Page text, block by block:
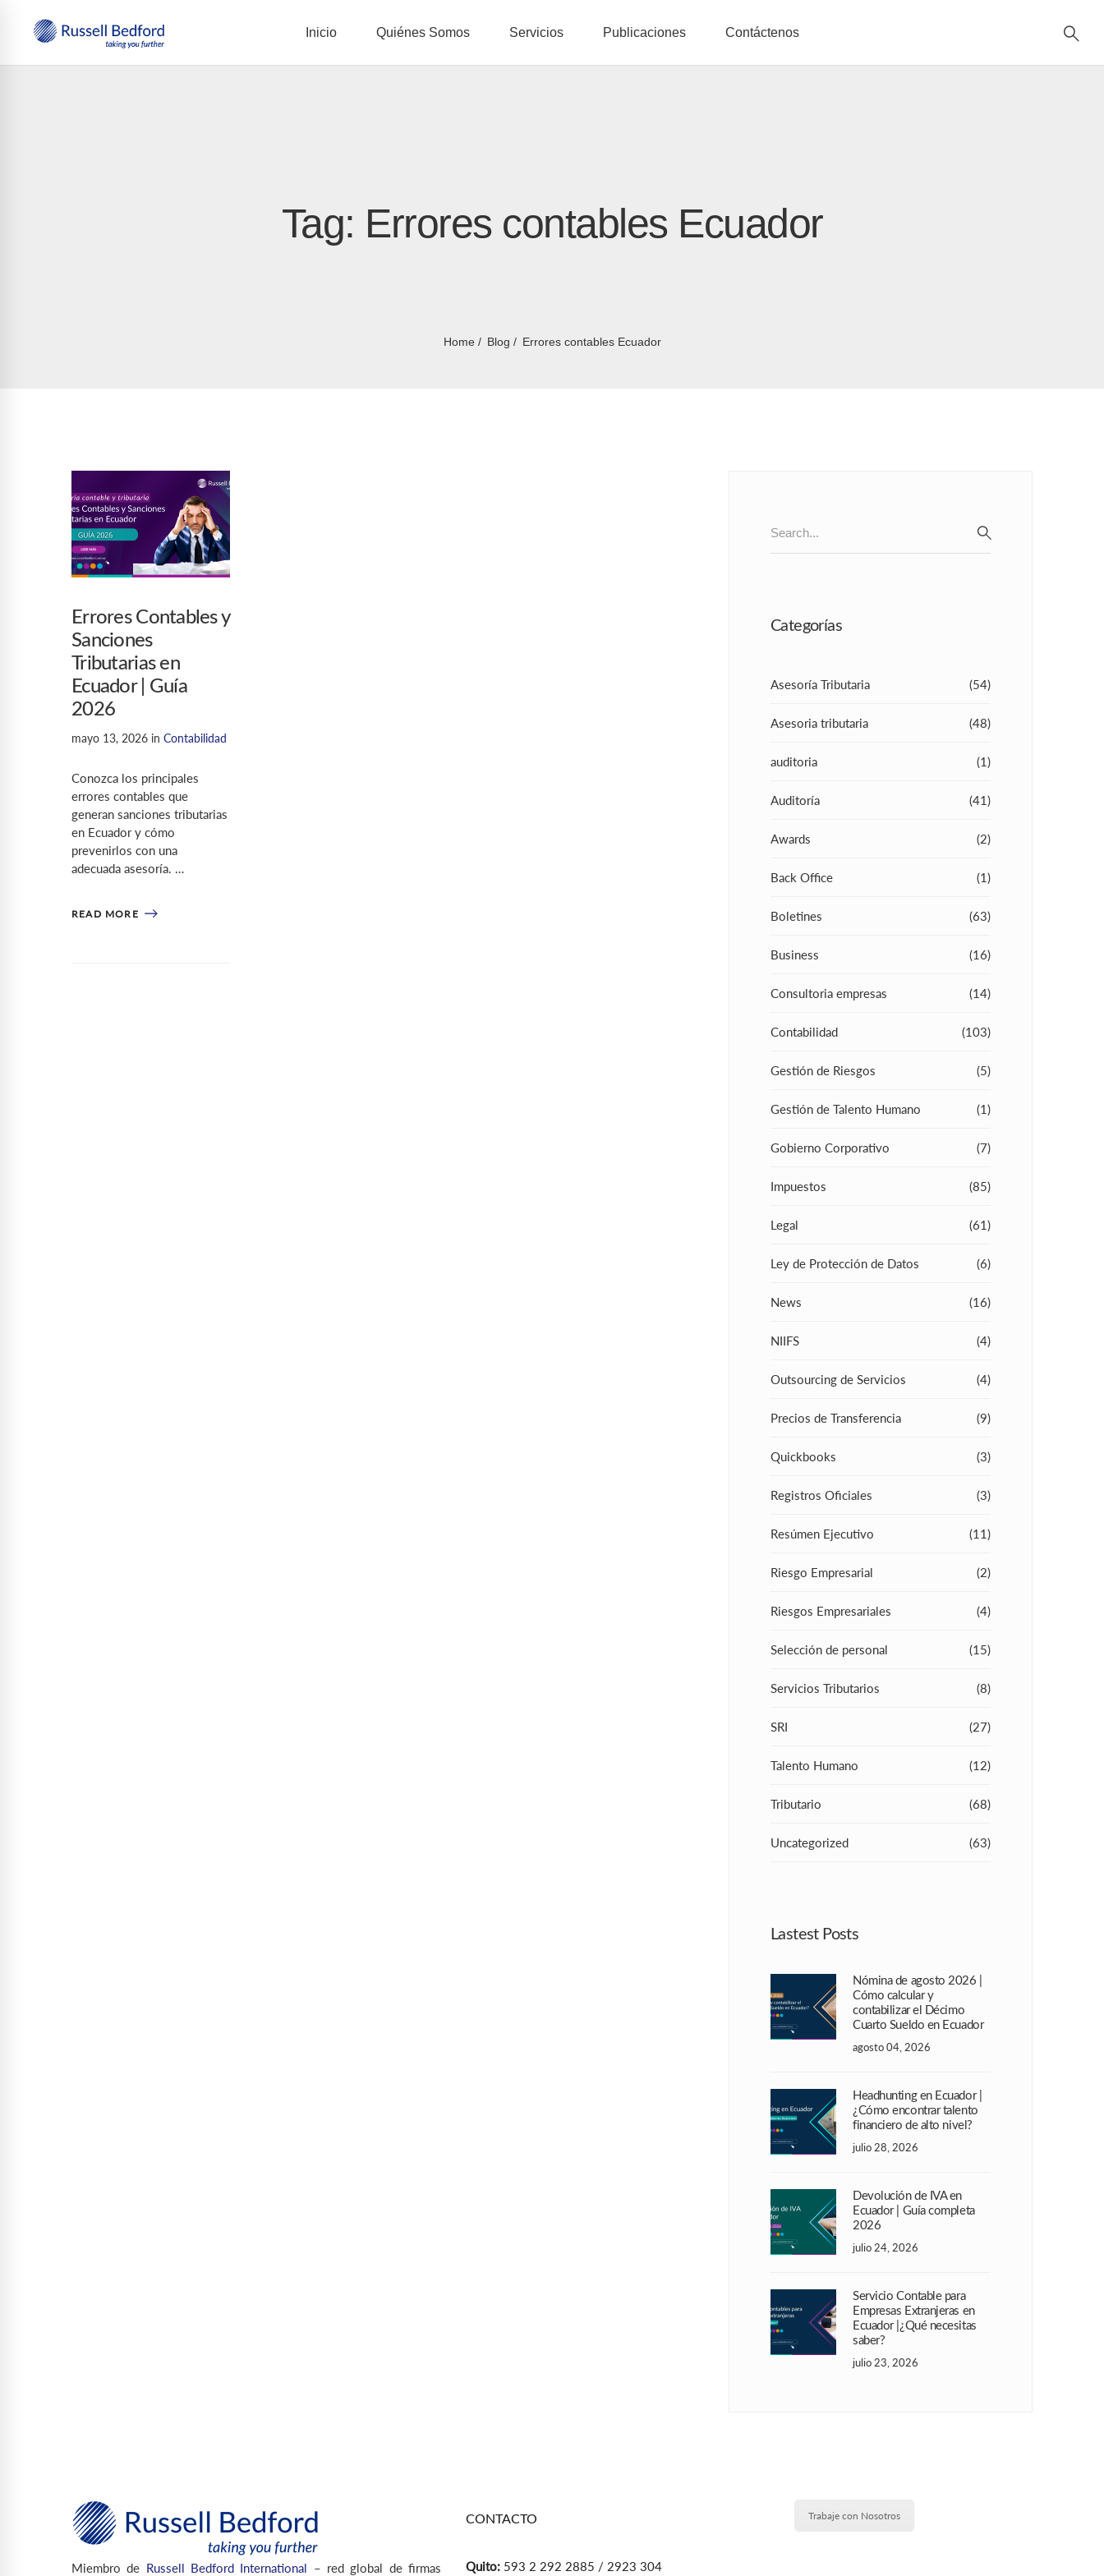
Inicio Quiénes Somos Servicios Publicaciones Contáctenos
Tag: Errores contables Ecuador
Home Blog Errores contables Ecuador
Errores Contables y
Sanciones
Tributarias en
Ecuador | Guía
2026
mayo 13, 2026 in Contabilidad
Conozca los principales
errores contables que
generan sanciones tributarias
en Ecuador y cómo
prevenirlos con una
adecuada asesoría. …
READ MORE
for:
Categorías
Asesoría Tributaria (54)
Asesoria tributaria (48)
auditoria (1)
Auditoría (41)
Awards (2)
Back Office (1)
Boletines (63)
Business (16)
Consultoria empresas (14)
Contabilidad (103)
Gestión de Riesgos (5)
Gestión de Talento Humano (1)
Gobierno Corporativo (7)
Impuestos (85)
Legal (61)
Ley de Protección de Datos (6)
News (16)
NIIFS (4)
Outsourcing de Servicios (4)
Precios de Transferencia (9)
Quickbooks (3)
Registros Oficiales (3)
Resúmen Ejecutivo (11)
Riesgo Empresarial (2)
Riesgos Empresariales (4)
Selección de personal (15)
Servicios Tributarios (8)
SRI (27)
Talento Humano (12)
Tributario (68)
Uncategorized (63)
Lastest Posts
Nómina de agosto 2026 |
Cómo calcular y
contabilizar el Décimo
Cuarto Sueldo en Ecuador
agosto 04, 2026
Headhunting en Ecuador |
¿Cómo encontrar talento
financiero de alto nivel?
julio 28, 2026
Devolución de IVA en
Ecuador | Guía completa
2026
julio 24, 2026
Servicio Contable para
Empresas Extranjeras en
Ecuador |¿Qué necesitas
saber?
julio 23, 2026
Miembro de Russell Bedford International – red global de firmas
CONTACTO
Quito: 593 2 292 2885 / 2923 304
Trabaje con Nosotros